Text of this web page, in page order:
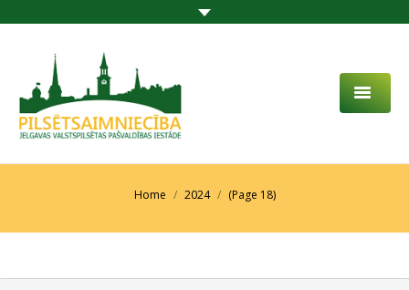
PAR MUMS
Home 2024 (Page 18)